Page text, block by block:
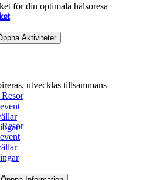
för din optimala hälsoresa
Aktiviteter
utvecklas tillsammans